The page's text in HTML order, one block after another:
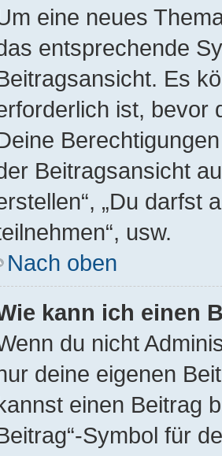
eine neues
entsprechende
Es
ist, bevor
Beitragsansicht
„Du darfst
usw.
Nach oben
kann ich einen
du nicht
deine eigenen
einen Beitrag
Symbol für